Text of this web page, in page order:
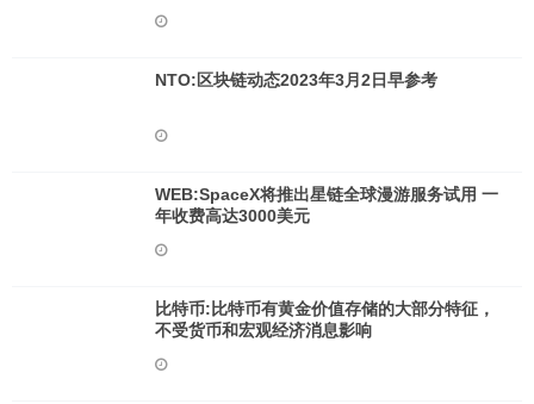
NTO:区块链动态2023年3月2日早参考
WEB:SpaceX将推出星链全球漫游服务试用 一
年收费高达3000美元
比特币:比特币有黄金价值存储的大部分特征，
不受货币和宏观经济消息影响